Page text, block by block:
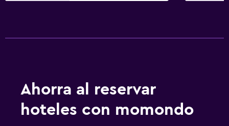
Ahorra al reservar
hoteles con momondo